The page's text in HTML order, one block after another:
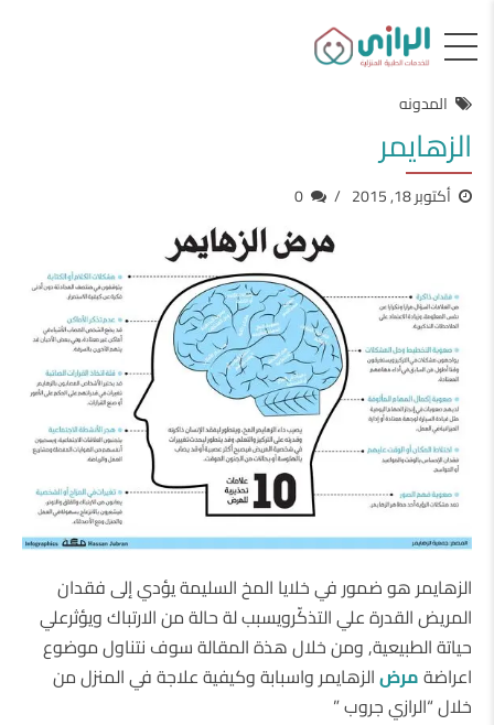
المدونه
الزهايمر
أكتوبر 18, 2015 0
الزهايمر هو ضمور في خلايا المخ السليمة يؤدي إلى فقدان
المريض القدرة علي التذكّرويسبب لة حالة من الارتباك ويؤثرعلي
حياتة الطبيعية, ومن خلال هذة المقالة سوف نتناول موضوع
اعراضةمرضالزهايمر واسبابة وكيفية علاجة في المنزل من
خلال “الرازي جروب ”